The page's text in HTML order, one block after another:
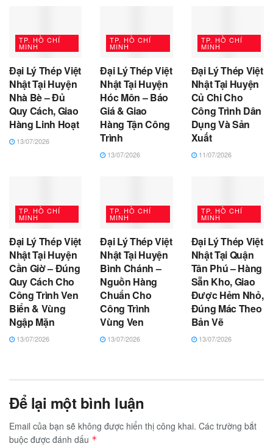
TP. HỒ CHÍ
MINH
Đại Lý Thép Việt
Nhật Tại Huyện
Nhà Bè – Đủ
Quy Cách, Giao
Hàng Linh Hoạt
13/07/2026
TP. HỒ CHÍ
MINH
Đại Lý Thép Việt
Nhật Tại Huyện
Hóc Môn – Báo
Giá & Giao
Hàng Tận Công
Trình
13/07/2026
TP. HỒ CHÍ
MINH
Đại Lý Thép Việt
Nhật Tại Huyện
Củ Chi Cho
Công Trình Dân
Dụng Và Sản
Xuất
11/07/2026
TP. HỒ CHÍ
MINH
Đại Lý Thép Việt
Nhật Tại Huyện
Cần Giờ – Đúng
Quy Cách Cho
Công Trình Ven
Biển & Vùng
Ngập Mặn
13/07/2026
TP. HỒ CHÍ
MINH
Đại Lý Thép Việt
Nhật Tại Huyện
Bình Chánh –
Nguồn Hàng
Chuẩn Cho
Công Trình
Vùng Ven
13/07/2026
TP. HỒ CHÍ
MINH
Đại Lý Thép Việt
Nhật Tại Quận
Tân Phú – Hàng
Sẵn Kho, Giao
Được Hẻm Nhỏ,
Đúng Mác Theo
Bản Vẽ
13/07/2026
Để lại một bình luận
Email của bạn sẽ không được hiển thị công khai. Các trường bắt
buộc được đánh dấu *